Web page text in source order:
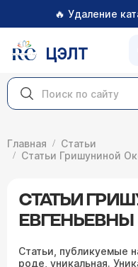
🔥 Удаление
ЦЭЛТ
Главная
Статьи
Статьи Гришуниной
СТАТЬИ
ЕВГЕНЬЕВНЫ
Статьи, публикуемые
роде, уникальная.